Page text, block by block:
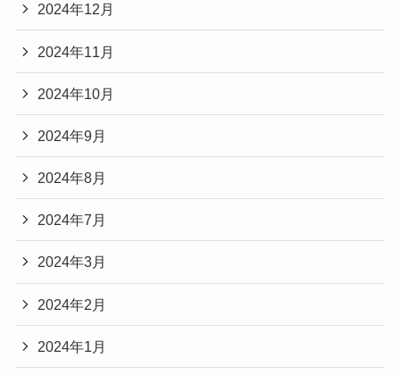
2024年12月
2024年11月
2024年10月
2024年9月
2024年8月
2024年7月
2024年3月
2024年2月
2024年1月